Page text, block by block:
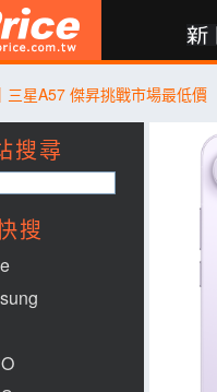
討論 產品 買賣
三星A57 傑昇挑戰市場最低價
搜尋
搜